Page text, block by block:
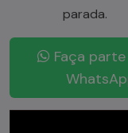
parada.
Faça